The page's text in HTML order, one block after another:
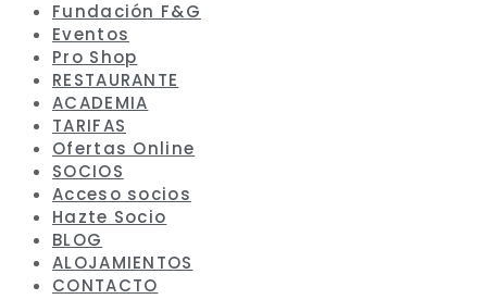
Fundación F&G
Eventos
Pro Shop
RESTAURANTE
ACADEMIA
TARIFAS
Ofertas Online
SOCIOS
Acceso socios
Hazte Socio
BLOG
ALOJAMIENTOS
CONTACTO